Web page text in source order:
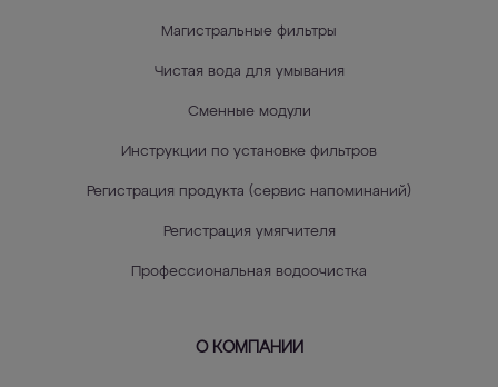
Магистральные фильтры
Чистая вода для умывания
Сменные модули
Инструкции по установке фильтров
Регистрация продукта (сервис напоминаний)
Регистрация умягчителя
Профессиональная водоочистка
О КОМПАНИИ